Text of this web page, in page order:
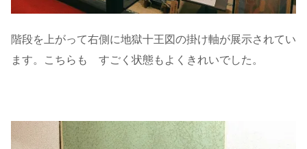
階段を上がって右側に地獄十王図の掛け軸が展示されてい
ます。こちらも すごく状態もよくきれいでした。